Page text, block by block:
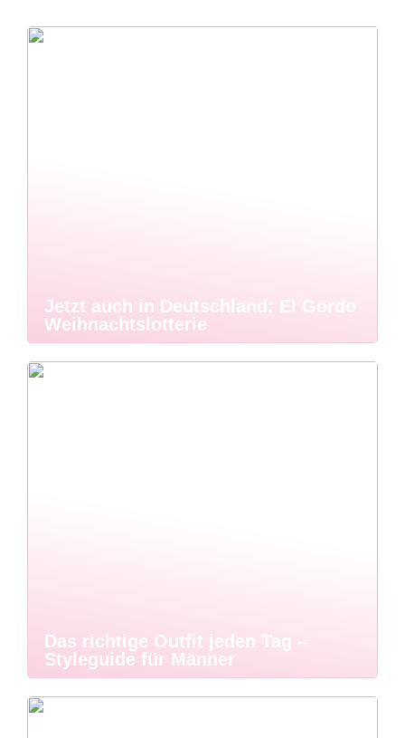
Jetzt auch in Deutschland: El Gordo
Weihnachtslotterie
Das richtige Outfit jeden Tag –
Styleguide für Männer